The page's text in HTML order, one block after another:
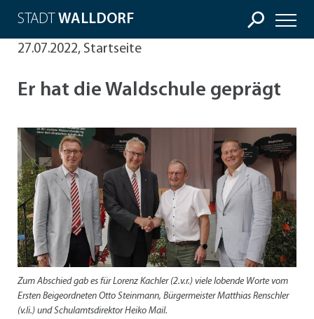
STADT WALLDORF
27.07.2022, Startseite
Er hat die Waldschule geprägt
Zum Abschied gab es für Lorenz Kachler (2.v.r.) viele lobende Worte vom
Ersten Beigeordneten Otto Steinmann, Bürgermeister Matthias Renschler
(v.li.) und Schulamtsdirektor Heiko Mail.